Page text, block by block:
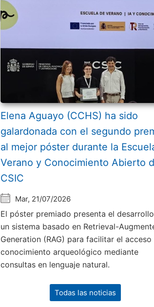
Elena Aguayo (CCHS) ha sido
galardonada con el segundo
al mejor póster durante la
Verano y Conocimiento Abierto
CSIC
Mar, 21/07/2026
El póster premiado presenta el
un sistema basado en Retrieval-
Generation (RAG) para facilitar el acceso
conocimiento arqueológico mediante
consultas en lenguaje natural.
Todas las noticias